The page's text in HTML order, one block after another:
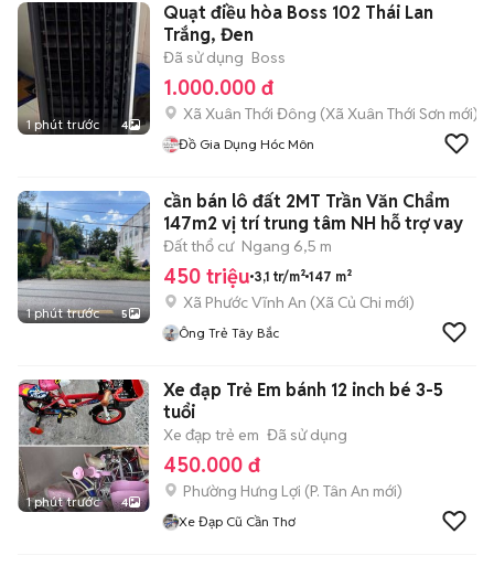
1 phút trước 4
Quạt điều hòa Boss 102 Thái Lan
Trắng, Đen
Đã sử dụng Boss
1.000.000 đ
Xã Xuân Thới Đông (Xã Xuân Thới Sơn mới)
Đồ Gia Dụng Hóc Môn
1 phút trước 5
cần bán lô đất 2MT Trần Văn Chẩm
147m2 vị trí trung tâm NH hỗ trợ vay
Đất thổ cư Ngang 6,5 m
450 triệu 3,1 tr/m² 147 m²
Xã Phước Vĩnh An (Xã Củ Chi mới)
Ông Trẻ Tây Bắc
1 phút trước 4
Xe đạp Trẻ Em bánh 12 inch bé 3-5
tuổi
Xe đạp trẻ em Đã sử dụng
450.000 đ
Phường Hưng Lợi (P. Tân An mới)
Xe Đạp Cũ Cần Thơ